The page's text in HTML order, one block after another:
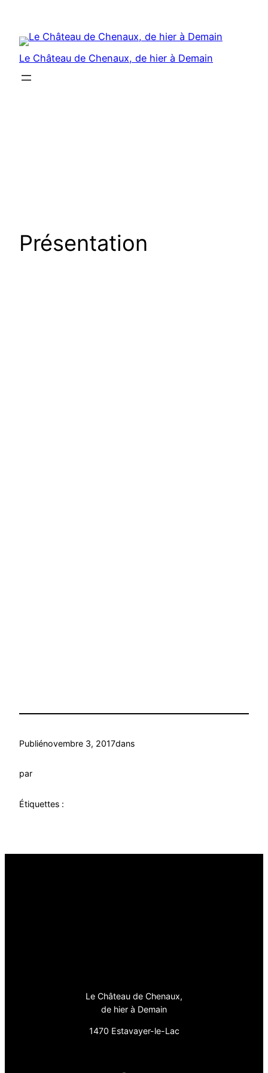
contenu
Le Château de Chenaux, de hier à Demain
Présentation
Publiénovembre 3, 2017dans
par
Étiquettes :
Le Château de Chenaux,
de hier à Demain
1470 Estavayer-le-Lac